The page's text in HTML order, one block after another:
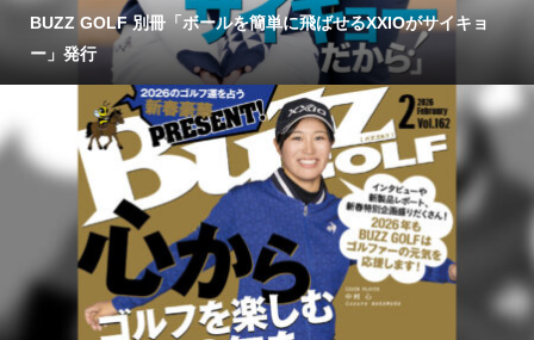
BUZZ GOLF 別冊「ボールを簡単に飛ばせるXXIOがサイキョ
ー」発行